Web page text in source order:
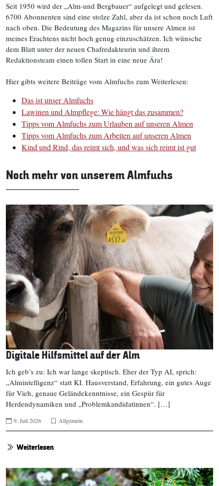
Seit 1950 wird der „Alm-und Bergbauer“ aufgelegt und gelesen.
6700 Abonnenten sind eine stolze Zahl, aber da ist schon noch Luft
nach oben. Die Bedeutung des Magazins für unsere Almen ist
meines Erachtens nicht hoch genug einzuschätzen. Ich wünsche
dem Blatt unter der neuen Chafredakteurin und ihrem
Redaktionsteam einen tollen Start in eine neue Ära!
Hier gibts weitere Beiträge vom Almfuchs zum Weiterlesen:
Das ist unser Almfuchs
Lawinen und Almpflege: Wie hängt das zusammen?
Tipps vom Almfuchs zum Urlauben auf unseren Almen
Tipps vom Almfuchs zum Arbeiten auf unseren Almen
Kind und Rind, das reimt sich, und was sich reimt ist gut
Noch mehr von unserem Almfuchs
Digitale Hilfsmittel auf der Alm
Ich geb’s zu: Ich war lange skeptisch. Eher der Typ AI, sprich:
„Almintelligenz“ statt KI. Hausverstand, Erfahrung, ein gutes Auge
für Vieh, genaue Geländekenntnisse, ein Gespür für
Herdendynamiken und „Problemkandidatinnen“. […]
9. Juli 2026 Allgemein
Weiterlesen